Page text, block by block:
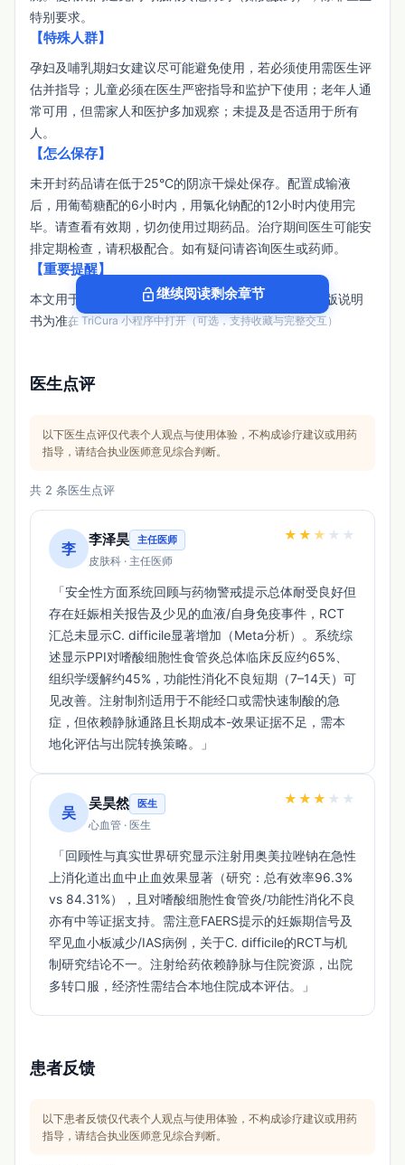
特别要求。
【特殊人群】
孕妇及哺乳期妇女建议尽可能避免使用，若必须使用需医生评
估并指导；儿童必须在医生严密指导和监护下使用；老年人通
常可用，但需家人和医护多加观察；未提及是否适用于所有
人。
【怎么保存】
未开封药品请在低于25°C的阴凉干燥处保存。配置成输液
后，用葡萄糖配的6小时内，用氯化钠配的12小时内使用完
毕。请查看有效期，切勿使用过期药品。治疗期间医生可能安
排定期检查，请积极配合。如有疑问请咨询医生或药师。
【重要提醒】
本文用于患者检索参考，具体用药以医生/药师和最新版说明
书为准。
lock_open继续阅读剩余章节
在 TriCura 小程序中打开（可选，支持收藏与完整交互）
医生点评
以下医生点评仅代表个人观点与使用体验，不构成诊疗建议或用药
指导，请结合执业医师意见综合判断。
共 2 条医生点评
李 李泽昊 主任医师
皮肤科 · 主任医师
★ ★ ★ ★ ★
存在妊娠相关报告及少见的血液/自身免疫事件，RCT
汇总未显示C. difficile显著增加（Meta分析）。系统综
述显示PPI对嗜酸细胞性食管炎总体临床反应约65%、
组织学缓解约45%，功能性消化不良短期（7–14天）可
见改善。注射制剂适用于不能经口或需快速制酸的急
症，但依赖静脉通路且长期成本-效果证据不足，需本
地化评估与出院转换策略。」
吴 吴昊然 医生
心血管 · 医生
★ ★ ★ ★ ★
上消化道出血中止血效果显著（研究：总有效率96.3%
vs 84.31%），且对嗜酸细胞性食管炎/功能性消化不良
亦有中等证据支持。需注意FAERS提示的妊娠期信号及
罕见血小板减少/IAS病例，关于C. difficile的RCT与机
制研究结论不一。注射给药依赖静脉与住院资源，出院
多转口服，经济性需结合本地住院成本评估。」
患者反馈
以下患者反馈仅代表个人观点与使用体验，不构成诊疗建议或用药
指导，请结合执业医师意见综合判断。